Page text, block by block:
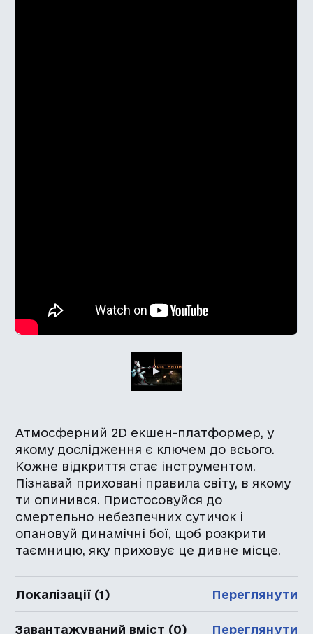
Атмосферний 2D екшен-платформер, у
якому дослідження є ключем до всього.
Кожне відкриття стає інструментом.
Пізнавай приховані правила світу, в якому
ти опинився. Пристосовуйся до
смертельно небезпечних сутичок і
опановуй динамічні бої, щоб розкрити
таємницю, яку приховує це дивне місце.
Локалізації (1) Переглянути
Завантажуваний вміст (0) Переглянути